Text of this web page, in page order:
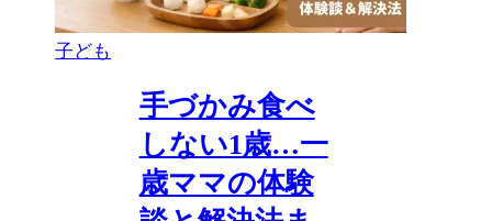
子ども
手づかみ食べ
しない1歳…一
歳ママの体験